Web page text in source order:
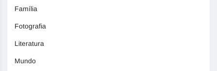
Família
Fotografia
Literatura
Mundo